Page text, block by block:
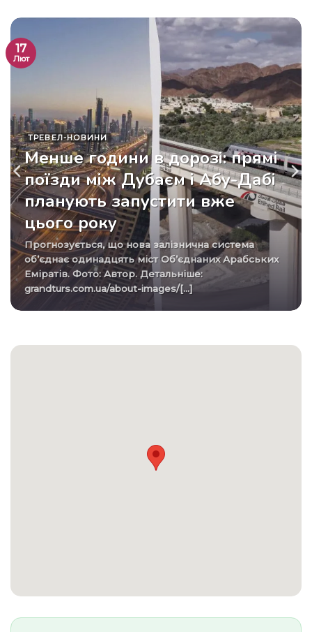
ТРЕВЕЛ-НОВИНИ
Менше години в дорозі: прямі
поїзди між Дубаєм і Абу-Дабі
планують запустити вже
цього року
Прогнозується, що нова залізнична система
об’єднає одинадцять міст Об’єднаних Арабських
Еміратів. Фото: Автор. Детальніше:
grandturs.com.ua/about-images/[...]
17
Лют